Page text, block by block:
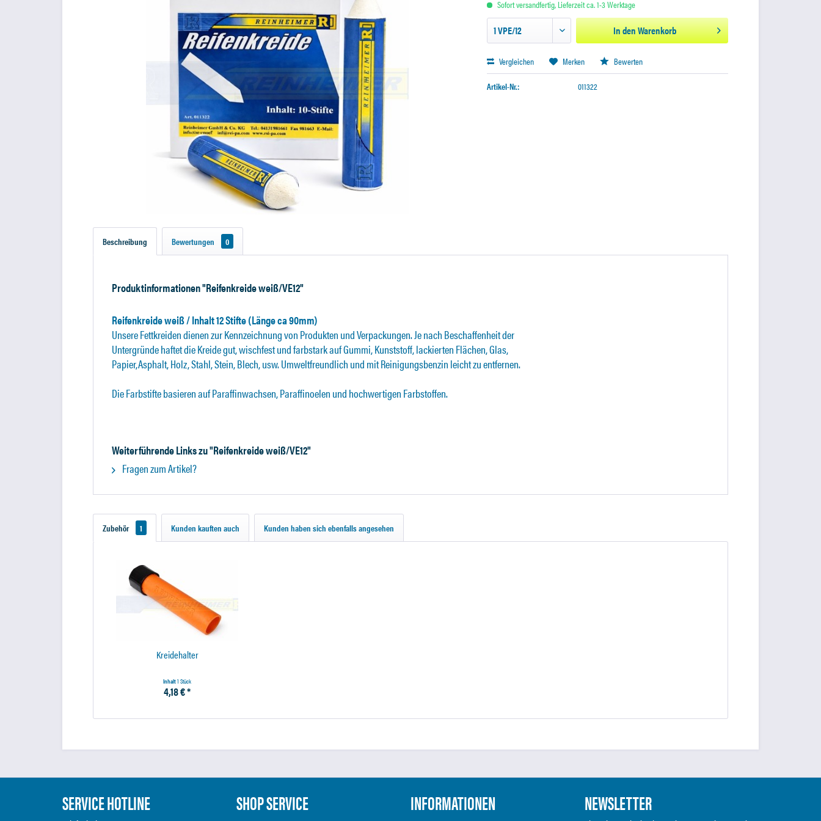
Sofort versandfertig, Lieferzeit ca. 1-3 Werktage
In denWarenkorb
Vergleichen Merken Bewerten
Artikel-Nr.: 011322
Beschreibung Bewertungen 0
Produktinformationen "Reifenkreide weiß/VE12"
Reifenkreide weiß / Inhalt 12 Stifte (Länge ca 90mm)
Unsere Fettkreiden dienen zur Kennzeichnung von Produkten und Verpackungen. Je nach Beschaffenheit der
Untergründe haftet die Kreide gut, wischfest und farbstark auf Gummi, Kunststoff, lackierten Flächen, Glas,
Papier,Asphalt, Holz, Stahl, Stein, Blech, usw. Umweltfreundlich und mit Reinigungsbenzin leicht zu entfernen.
Die Farbstifte basieren auf Paraffinwachsen, Paraffinoelen und hochwertigen Farbstoffen.
Weiterführende Links zu "Reifenkreide weiß/VE12"
Fragen zum Artikel?
Zubehör 1 Kunden kauften auch Kunden haben sich ebenfalls angesehen
Kreidehalter
Inhalt1 Stück
4,18 € *
SERVICE HOTLINE SHOP SERVICE INFORMATIONEN NEWSLETTER